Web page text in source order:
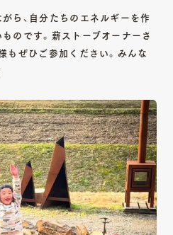
ら、自分たちのエネルギーを作
のです。薪ストーブオーナーさ
もぜひご参加ください。みんな